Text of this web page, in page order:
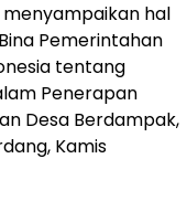
menyampaikan hal
Pemerintahan
tentang
Penerapan
Desa Berdampak,
Kamis